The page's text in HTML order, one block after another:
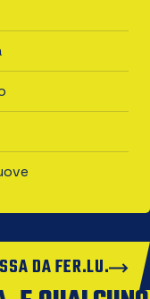
DA FER.LU.